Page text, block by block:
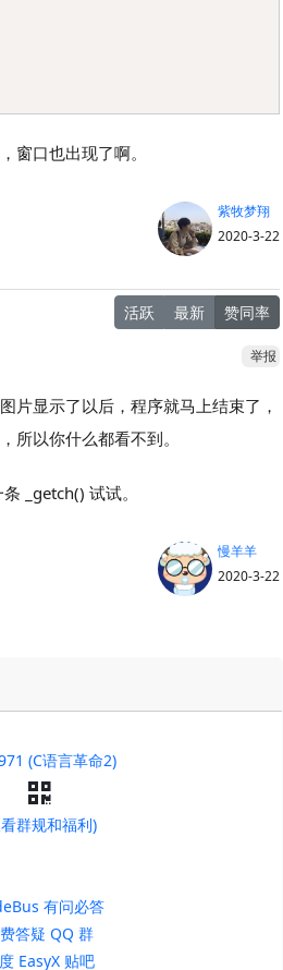
窗口也出现了啊。
紫牧梦翔
2020-3-22
活跃 最新 赞同率
举报
片显示了以后，程序就马上结束了，
所以你什么都看不到。
_getch() 试试。
慢羊羊
2020-3-22
(C语言革命2)
群规和福利)
有问必答
答疑 QQ 群
EasyX 贴吧